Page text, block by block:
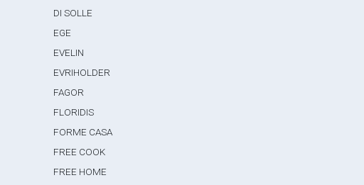
DI SOLLE
EGE
EVELIN
EVRIHOLDER
FAGOR
FLORIDIS
FORME CASA
FREE COOK
FREE HOME